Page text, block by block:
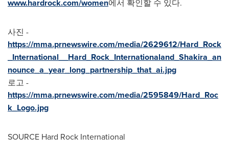
www.hardrock.com/women에서 확인할 수 있다.
사진 -
https://mma.prnewswire.com/media/2629612/Hard_Rock
_International__Hard_Rock_Internationaland_Shakira_an
nounce_a_year_long_partnership_that_ai.jpg
로고 -
https://mma.prnewswire.com/media/2595849/Hard_Roc
k_Logo.jpg
SOURCE Hard Rock International